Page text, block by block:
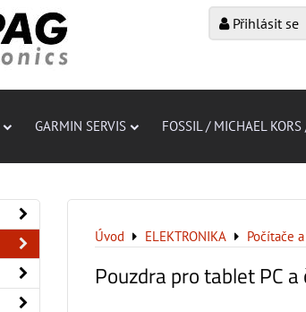
Přihlásit se
GARMIN SERVIS FOSSIL / MICHAEL
Úvod ELEKTRONIKA Počítače
Pouzdra pro tablet PC